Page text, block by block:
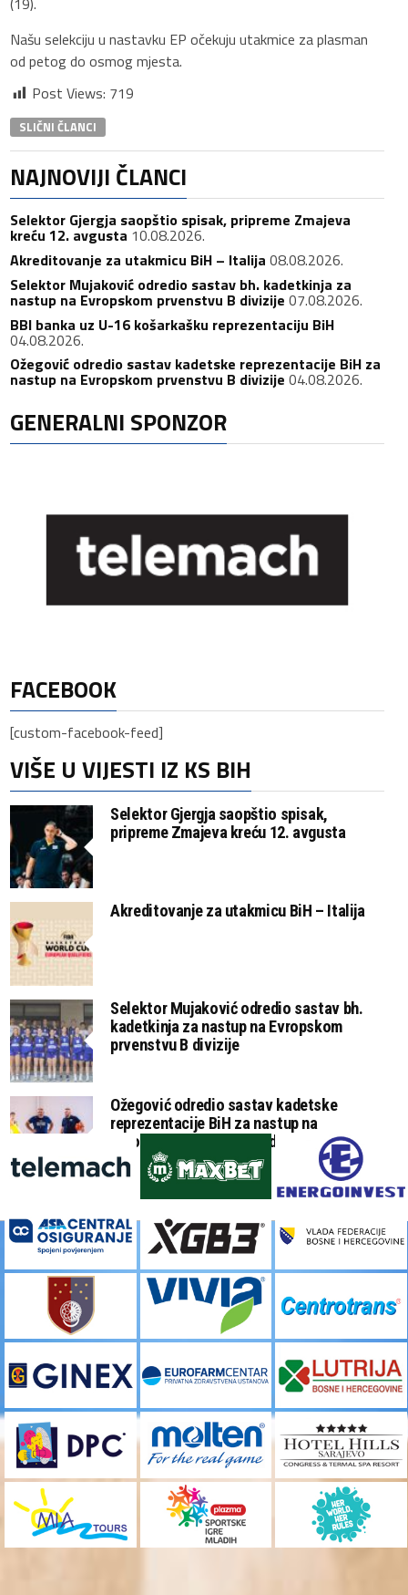
Našu selekciju u nastavku EP očekuju utakmice za plasman
od petog do osmog mjesta.
Post Views: 719
SLIČNI ČLANCI
NAJNOVIJI ČLANCI
Selektor Gjergja saopštio spisak, pripreme Zmajeva
kreću 12. avgusta 10.08.2026.
Akreditovanje za utakmicu BiH – Italija 08.08.2026.
Selektor Mujaković odredio sastav bh. kadetkinja za
nastup na Evropskom prvenstvu B divizije 07.08.2026.
BBI banka uz U-16 košarkašku reprezentaciju BiH
04.08.2026.
Ožegović odredio sastav kadetske reprezentacije BiH za
nastup na Evropskom prvenstvu B divizije 04.08.2026.
GENERALNI SPONZOR
FACEBOOK
[custom-facebook-feed]
VIŠE U VIJESTI IZ KS BIH
Selektor Gjergja saopštio spisak,
pripreme Zmajeva kreću 12. avgusta
Akreditovanje za utakmicu BiH – Italija
Selektor Mujaković odredio sastav bh.
kadetkinja za nastup na Evropskom
prvenstvu B divizije
Ožegović odredio sastav kadetske
reprezentacije BiH za nastup na
Evropskom prvenstvu B divizije